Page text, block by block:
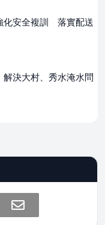
化安全複訓 落實配送
決大村、秀水淹水問